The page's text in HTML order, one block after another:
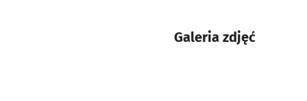
Galeria zdjęć